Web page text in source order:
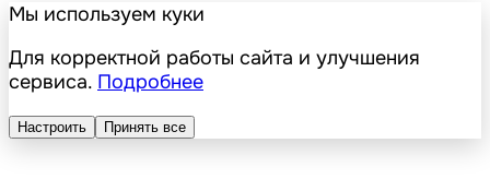
Мы используем куки
Для корректной работы сайта и улучшения
сервиса. Подробнее
Настроить Принять все